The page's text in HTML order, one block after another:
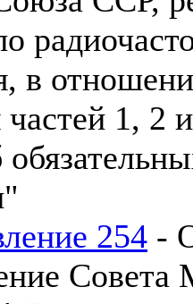
в
1, 2
254 -
Совета